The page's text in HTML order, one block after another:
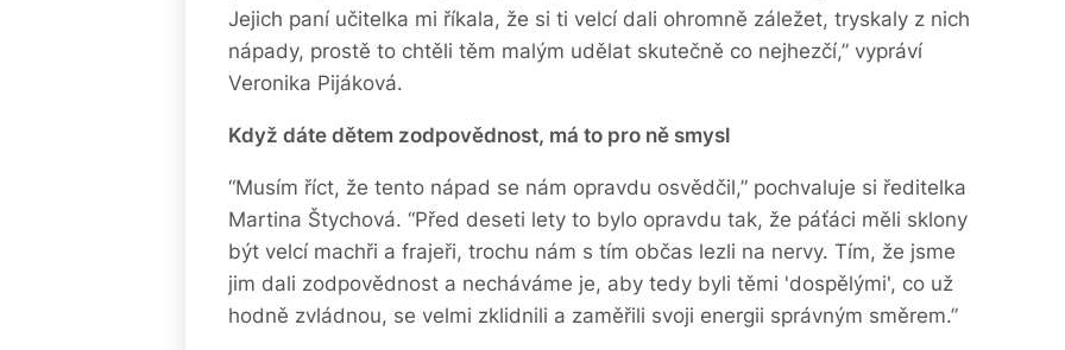
Jejich paní učitelka mi říkala, že si ti velcí dali ohromně záležet, tryskaly z nich
nápady, prostě to chtěli těm malým udělat skutečně co nejhezčí,” vypráví
Veronika Pijáková.
Když dáte dětem zodpovědnost, má to pro ně smysl
“Musím říct, že tento nápad se nám opravdu osvědčil,” pochvaluje si ředitelka
Martina Štychová. “Před deseti lety to bylo opravdu tak, že páťáci měli sklony
být velcí machři a frajeři, trochu nám s tím občas lezli na nervy. Tím, že jsme
jim dali zodpovědnost a necháváme je, aby tedy byli těmi 'dospělými', co už
hodně zvládnou, se velmi zklidnili a zaměřili svoji energii správným směrem.”